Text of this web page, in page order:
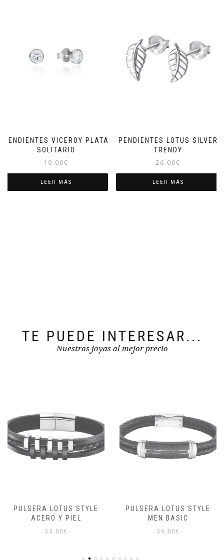
PENDIENTES VICEROY PLATA
SOLITARIO
19.00€
LEER MÁS
PENDIENTES LOTUS SILVER
TRENDY
26.00€
LEER MÁS
TE PUEDE INTERESAR...
Nuestras joyas al mejor precio
PULSERA LOTUS STYLE
ACERO Y PIEL
34.00 €
PULSERA LOTUS STYLE
MEN BASIC
39.00 €